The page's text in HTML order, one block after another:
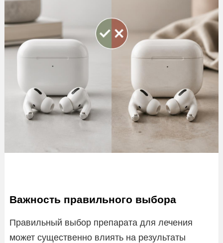
Важность правильного выбора
Правильный выбор препарата для лечения
может существенно влиять на результаты